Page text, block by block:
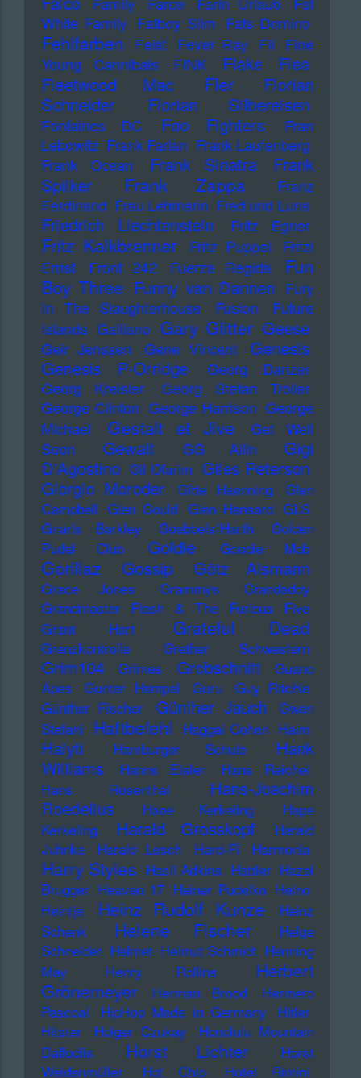
White Family Fatboy Slim Fats Domino
Fehlfarben Feist Fever Ray Fil
Fine
Young Cannibals
FINK Flake
Flea
Fleetwood Mac
Fler
Florian
Schneider
Florian Silbereisen
Fontaines DC Foo Fighters
Fran
Lebowitz Frank Farian Frank Laufenberg
Frank Ocean
Frank Sinatra
Frank
Spilker
Frank Zappa
Franz
Ferdinand Frau Lehmann Fred und Luna
Friedrich Liechtenstein Fritz Egner
Fritz Kalkbrenner Fritz Puppel
Fritzi
Ernst
Front 242 Fuerza Regida
Fun
Boy Three Funny van Dannen Fury
In The Slaughterhouse
Fusion
Future
Islands Galliano Gary Glitter Geese
Geir Jenssen Gene Vincent
Genesis
Genesis P-Orridge
Georg Danzer
Georg Kreisler
Georg Stefan Troller
George Clinton George Harrison George
Michael
Gestalt et Jive
Get Well
Soon
Gewalt GG Allin
Gigi
D'Agostino Gil Ofarim Giles Peterson
Giorgio Moroder
Gitte Haenning
Glen
Campbell Glen Gould Glen Hansard GLS
Gnarls Barkley
Goebbels/Harth
Golden
Pudel Club
Goldie Goodie Mob
Gorillaz Gossip Götz Alsmann
Grace Jones Grammys
Grandaddy
Grandmaster Flash & The Furious Five
Grant Hart
Grateful Dead
Grenzkontrolle Grether Schwestern
Grim104 Grimes Grobschnitt
Guano
Apes
Gunter Hampel Guru
Guy Ritchie
Günther Fischer
Günther Jauch
Gwen
Stefani Haftbefehl Haggai Cohen Haim
Haiyti Hamburger Schule
Hank
Williams
Hanns Eisler
Hans Reichel
Hans Rosenthal
Hans-Joachim
Roedelius
Haoe Kerkeling
Hape
Kerkeling
Harald Grosskopf
Harald
Juhnke
Harald Lesch Hard-Fi Harmonia
Harry Styles Hasil Adkins Hattler Hazel
Brugger Heaven 17 Heiner Pudelko Heino
Heintje
Heinz Rudolf Kunze
Heinz
Schenk
Helene Fischer
Helge
Schneider Helmet Helmut Schmidt Henning
May
Henry Rollins
Herbert
Grönemeyer
Herman Brood
Hermeto
Pascoal
HipHop Made in Germany
Hitler
Hitster
Holger Czukay
Honolulu Mountain
Daffodils
Horst Lichter
Horst
Weidenmüller
Hot Chip Hotel Rimini